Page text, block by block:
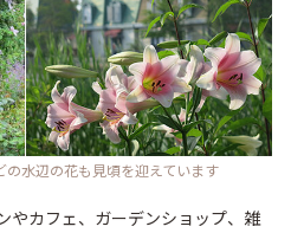
水辺の花も見頃を迎えています
やカフェ、ガーデンショップ、雑